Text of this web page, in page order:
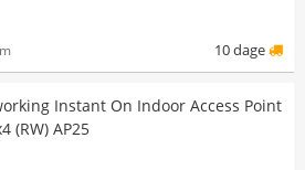
10 dage
Instant On Indoor Access Point
(RW) AP25